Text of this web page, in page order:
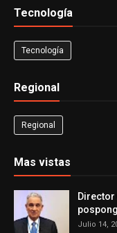
Tecnología
Tecnología
Regional
Regional
Mas vistas
Director
Julio 14,